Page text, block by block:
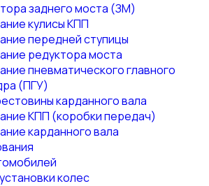
заднего моста (ЗМ)
кулисы КПП
передней ступицы
редуктора моста
пневматического главного
(ПГУ)
карданного вала
КПП (коробки передач)
карданного вала
колес